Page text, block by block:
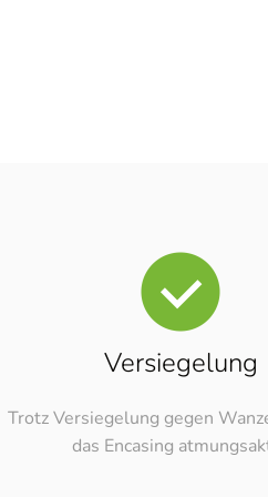
Versiegelung
Trotz Versiegelung gegen
das Encasing